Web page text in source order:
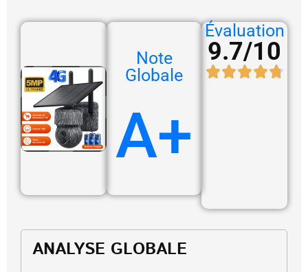
Note
Globale
A+
Évaluation
9.7/10
ANALYSE GLOBALE